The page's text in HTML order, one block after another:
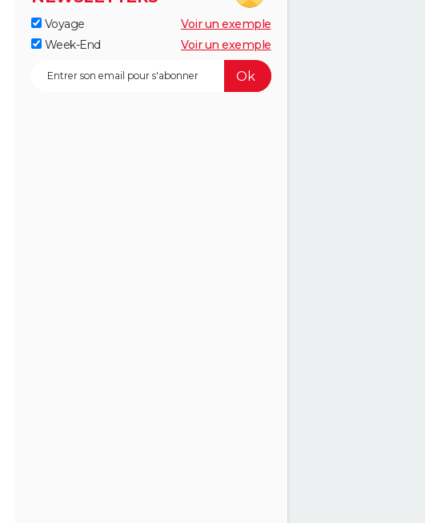
Voyage
Voir un exemple
Week-End
Voir un exemple